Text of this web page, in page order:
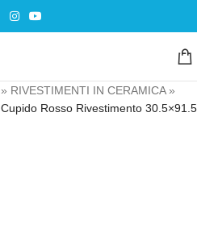
» RIVESTIMENTI IN CERAMICA»
Cupido Rosso Rivestimento 30.5×91.5